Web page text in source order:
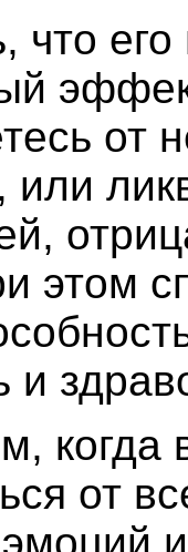
что
от
или
этом
и
когда
от